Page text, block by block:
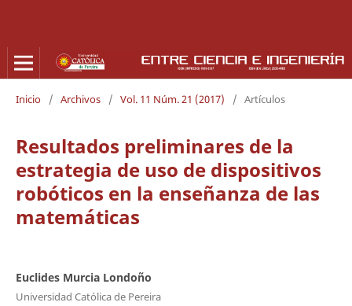
Inicio / Archivos / Vol. 11 Núm. 21 (2017) / Artículos
Resultados preliminares de la
estrategia de uso de dispositivos
robóticos en la enseñanza de las
matemáticas
Euclides Murcia Londoño
Universidad Católica de Pereira